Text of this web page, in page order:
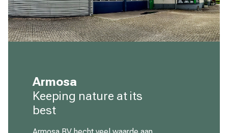
Armosa
Keeping nature at its
best